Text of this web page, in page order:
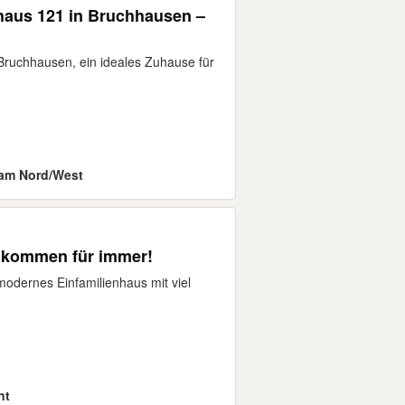
121 in Bruchhausen –
ein ideales Zuhause für
Nord/West
für immer!
Einfamilienhaus mit viel